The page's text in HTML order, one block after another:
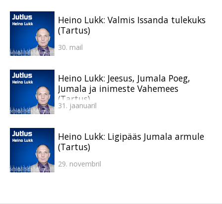
Heino Lukk: Valmis Issanda tulekuks
(Tartus)
30. mail
Heino Lukk: Jeesus, Jumala Poeg,
Jumala ja inimeste Vahemees
(Tartus)
31. jaanuaril
Heino Lukk: Ligipääs Jumala armule
(Tartus)
29. novembril